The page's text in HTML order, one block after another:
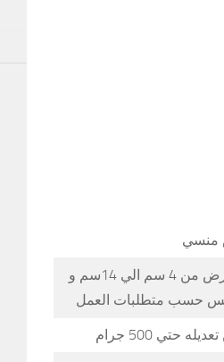
طول الكيس من 5 سم الي 20 سم وعرض من 4 سم الي 14سم و
حسب متطلبات العمل